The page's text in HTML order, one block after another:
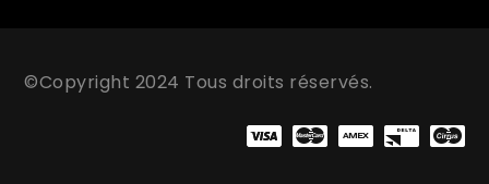
©Copyright 2024 Tous droits réservés.